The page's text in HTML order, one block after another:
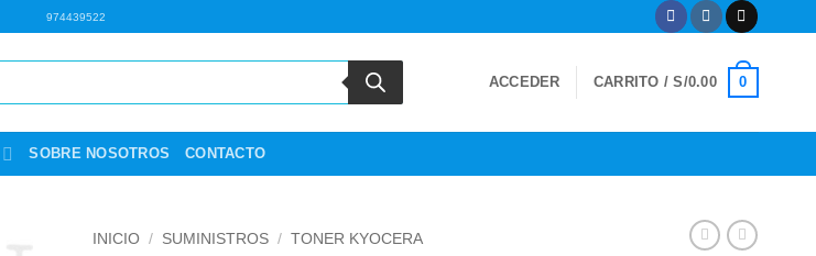
974439522
ACCEDER CARRITO /S/0.00 0
SOBRE NOSOTROS CONTACTO
INICIO / SUMINISTROS / TONER KYOCERA